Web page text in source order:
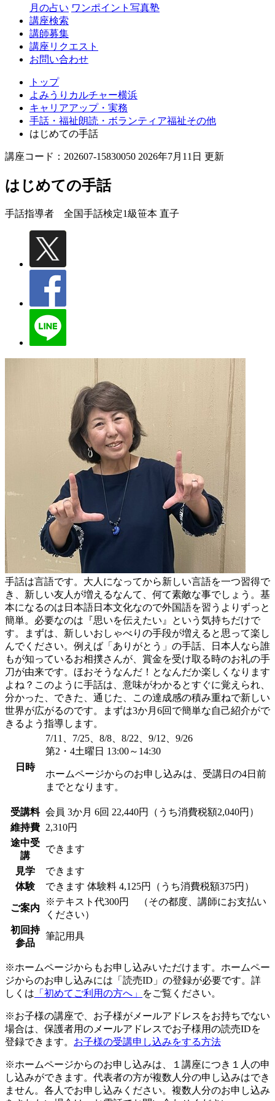
月の占い ワンポイント写真塾
講座検索
講師募集
講座リクエスト
お問い合わせ
トップ
よみうりカルチャー横浜
キャリアアップ・実務
手話・福祉朗読・ボランティア福祉その他
はじめての手話
講座コード：202607-15830050 2026年7月11日 更新
はじめての手話
手話指導者 全国手話検定1級笹本 直子
手話は言語です。大人になってから新しい言語を一つ習得で
き、新しい友人が増えるなんて、何て素敵な事でしょう。基
本になるのは日本語日本文化なので外国語を習うよりずっと
簡単。必要なのは『思いを伝えたい』という気持ちだけで
す。まずは、新しいおしゃべりの手段が増えると思って楽し
んでください。例えば「ありがとう」の手話、日本人なら誰
もが知っているお相撲さんが、賞金を受け取る時のお礼の手
刀が由来です。ほおそうなんだ！となんだか楽しくなります
よね？このように手話は、意味がわかるとすぐに覚えられ、
分かった、できた、通じた、この達成感の積み重ねで新しい
世界が広がるのです。まずは3か月6回で簡単な自己紹介がで
きるよう指導します。
日時
7/11、7/25、8/8、8/22、9/12、9/26
第2・4土曜日 13:00～14:30
ホームページからのお申し込みは、受講日の4日前
までとなります。
受講料 会員 3か月 6回 22,440円（うち消費税額2,040円）
維持費
2,310円
途中受
講
できます
見学
できます
体験
できます 体験料 4,125円（うち消費税額375円）
ご案内
※テキスト代300円 （その都度、講師にお支払い
ください）
初回持
参品
筆記用具
※ホームページからもお申し込みいただけます。ホームペー
ジからのお申し込みには「読売ID」の登録が必要です。詳
しくは 「初めてご利用の方へ」 をご覧ください。
※お子様の講座で、お子様がメールアドレスをお持ちでない
場合は、保護者用のメールアドレスでお子様用の読売IDを
登録できます。 お子様の受講申し込みをする方法
※ホームページからのお申し込みは、１講座につき１人の申
し込みができます。代表者の方が複数人分の申し込みはでき
ません。各人でお申し込みください。複数人分のお申し込み